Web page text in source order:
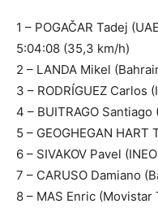
1 – POGAČAR Tadej
5:04:08 (35,3 km/h)
2 – LANDA Mikel
3 – RODRÍGUEZ Carlos
4 – BUITRAGO
5 – GEOGHEGAN
6 – SIVAKOV Pavel
7 – CARUSO Damiano
8 – MAS Enric (Movistar